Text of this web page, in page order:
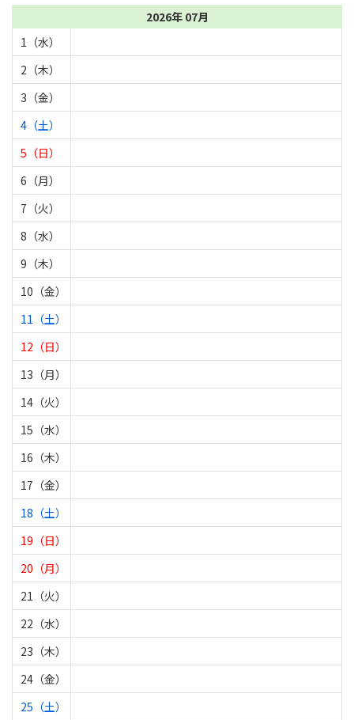
2026年 07月
1（水）
2（木）
3（金）
4（土）
5（日）
6（月）
7（火）
8（水）
9（木）
10（金）
11（土）
12（日）
13（月）
14（火）
15（水）
16（木）
17（金）
18（土）
19（日）
20（月）
21（火）
22（水）
23（木）
24（金）
25（土）